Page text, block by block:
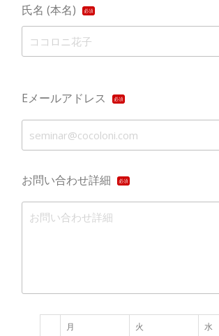
氏名 (本名)
必須
Eメールアドレス 必須
お問い合わせ詳細 必須
月 火 水